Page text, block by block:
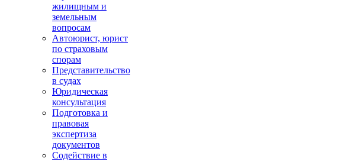
жилищным и
земельным
вопросам
Автоюрист, юрист
по страховым
спорам
Представительство
в судах
Юридическая
консультация
Подготовка и
правовая
экспертиза
документов
Содействие в